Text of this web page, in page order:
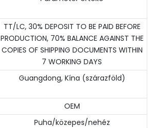
TT/LC, 30% DEPOSIT TO BE PAID BEFORE
PRODUCTION, 70% BALANCE AGAINST THE
COPIES OF SHIPPING DOCUMENTS WITHIN
7 WORKING DAYS
Guangdong, Kína (szárazföld)
OEM
Puha/közepes/nehéz